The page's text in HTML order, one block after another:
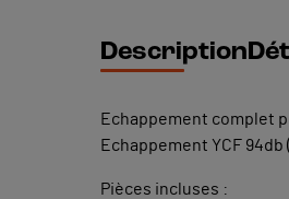
Description
Echappement complet
Echappement YCF 94db
Pièces incluses :